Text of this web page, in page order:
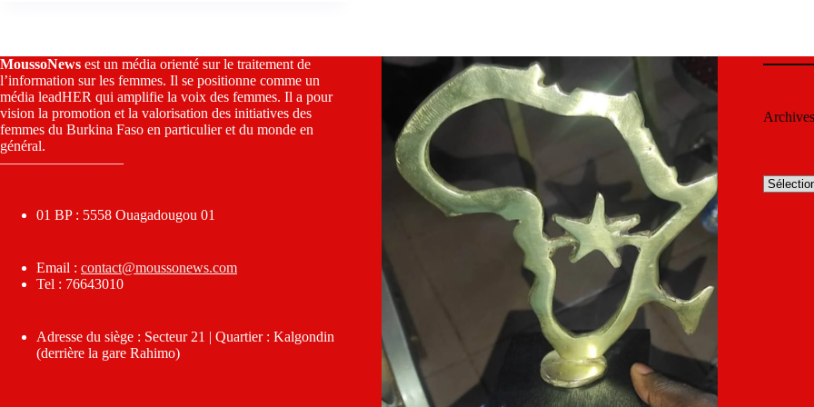
MoussoNews est un média orienté sur le traitement de
l’information sur les femmes. Il se positionne comme un
média leadHER qui amplifie la voix des femmes. Il a pour
vision la promotion et la valorisation des initiatives des
femmes du Burkina Faso en particulier et du monde en
général.
————————–
01 BP : 5558 Ouagadougou 01
Email : contact@moussonews.com
Tel : 76643010
Adresse du siège : Secteur 21 | Quartier : Kalgondin
(derrière la gare Rahimo)
Archives
Archives